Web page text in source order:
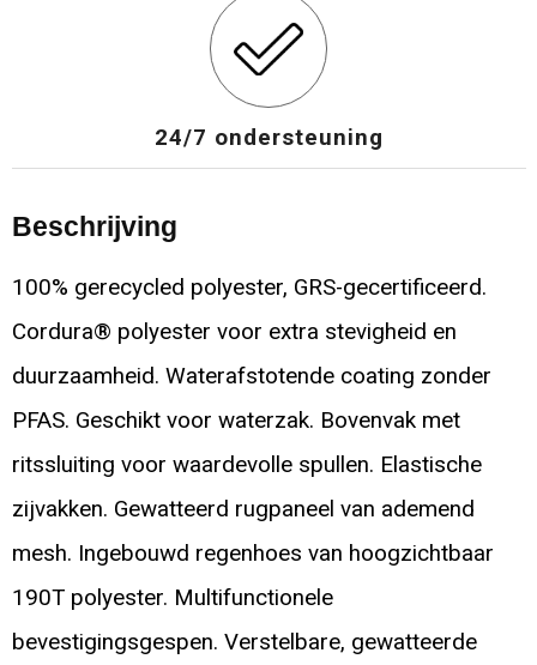
24/7 ondersteuning
Beschrijving
100% gerecycled polyester, GRS-gecertificeerd.
Cordura® polyester voor extra stevigheid en
duurzaamheid. Waterafstotende coating zonder
PFAS. Geschikt voor waterzak. Bovenvak met
ritssluiting voor waardevolle spullen. Elastische
zijvakken. Gewatteerd rugpaneel van ademend
mesh. Ingebouwd regenhoes van hoogzichtbaar
190T polyester. Multifunctionele
bevestigingsgespen. Verstelbare, gewatteerde